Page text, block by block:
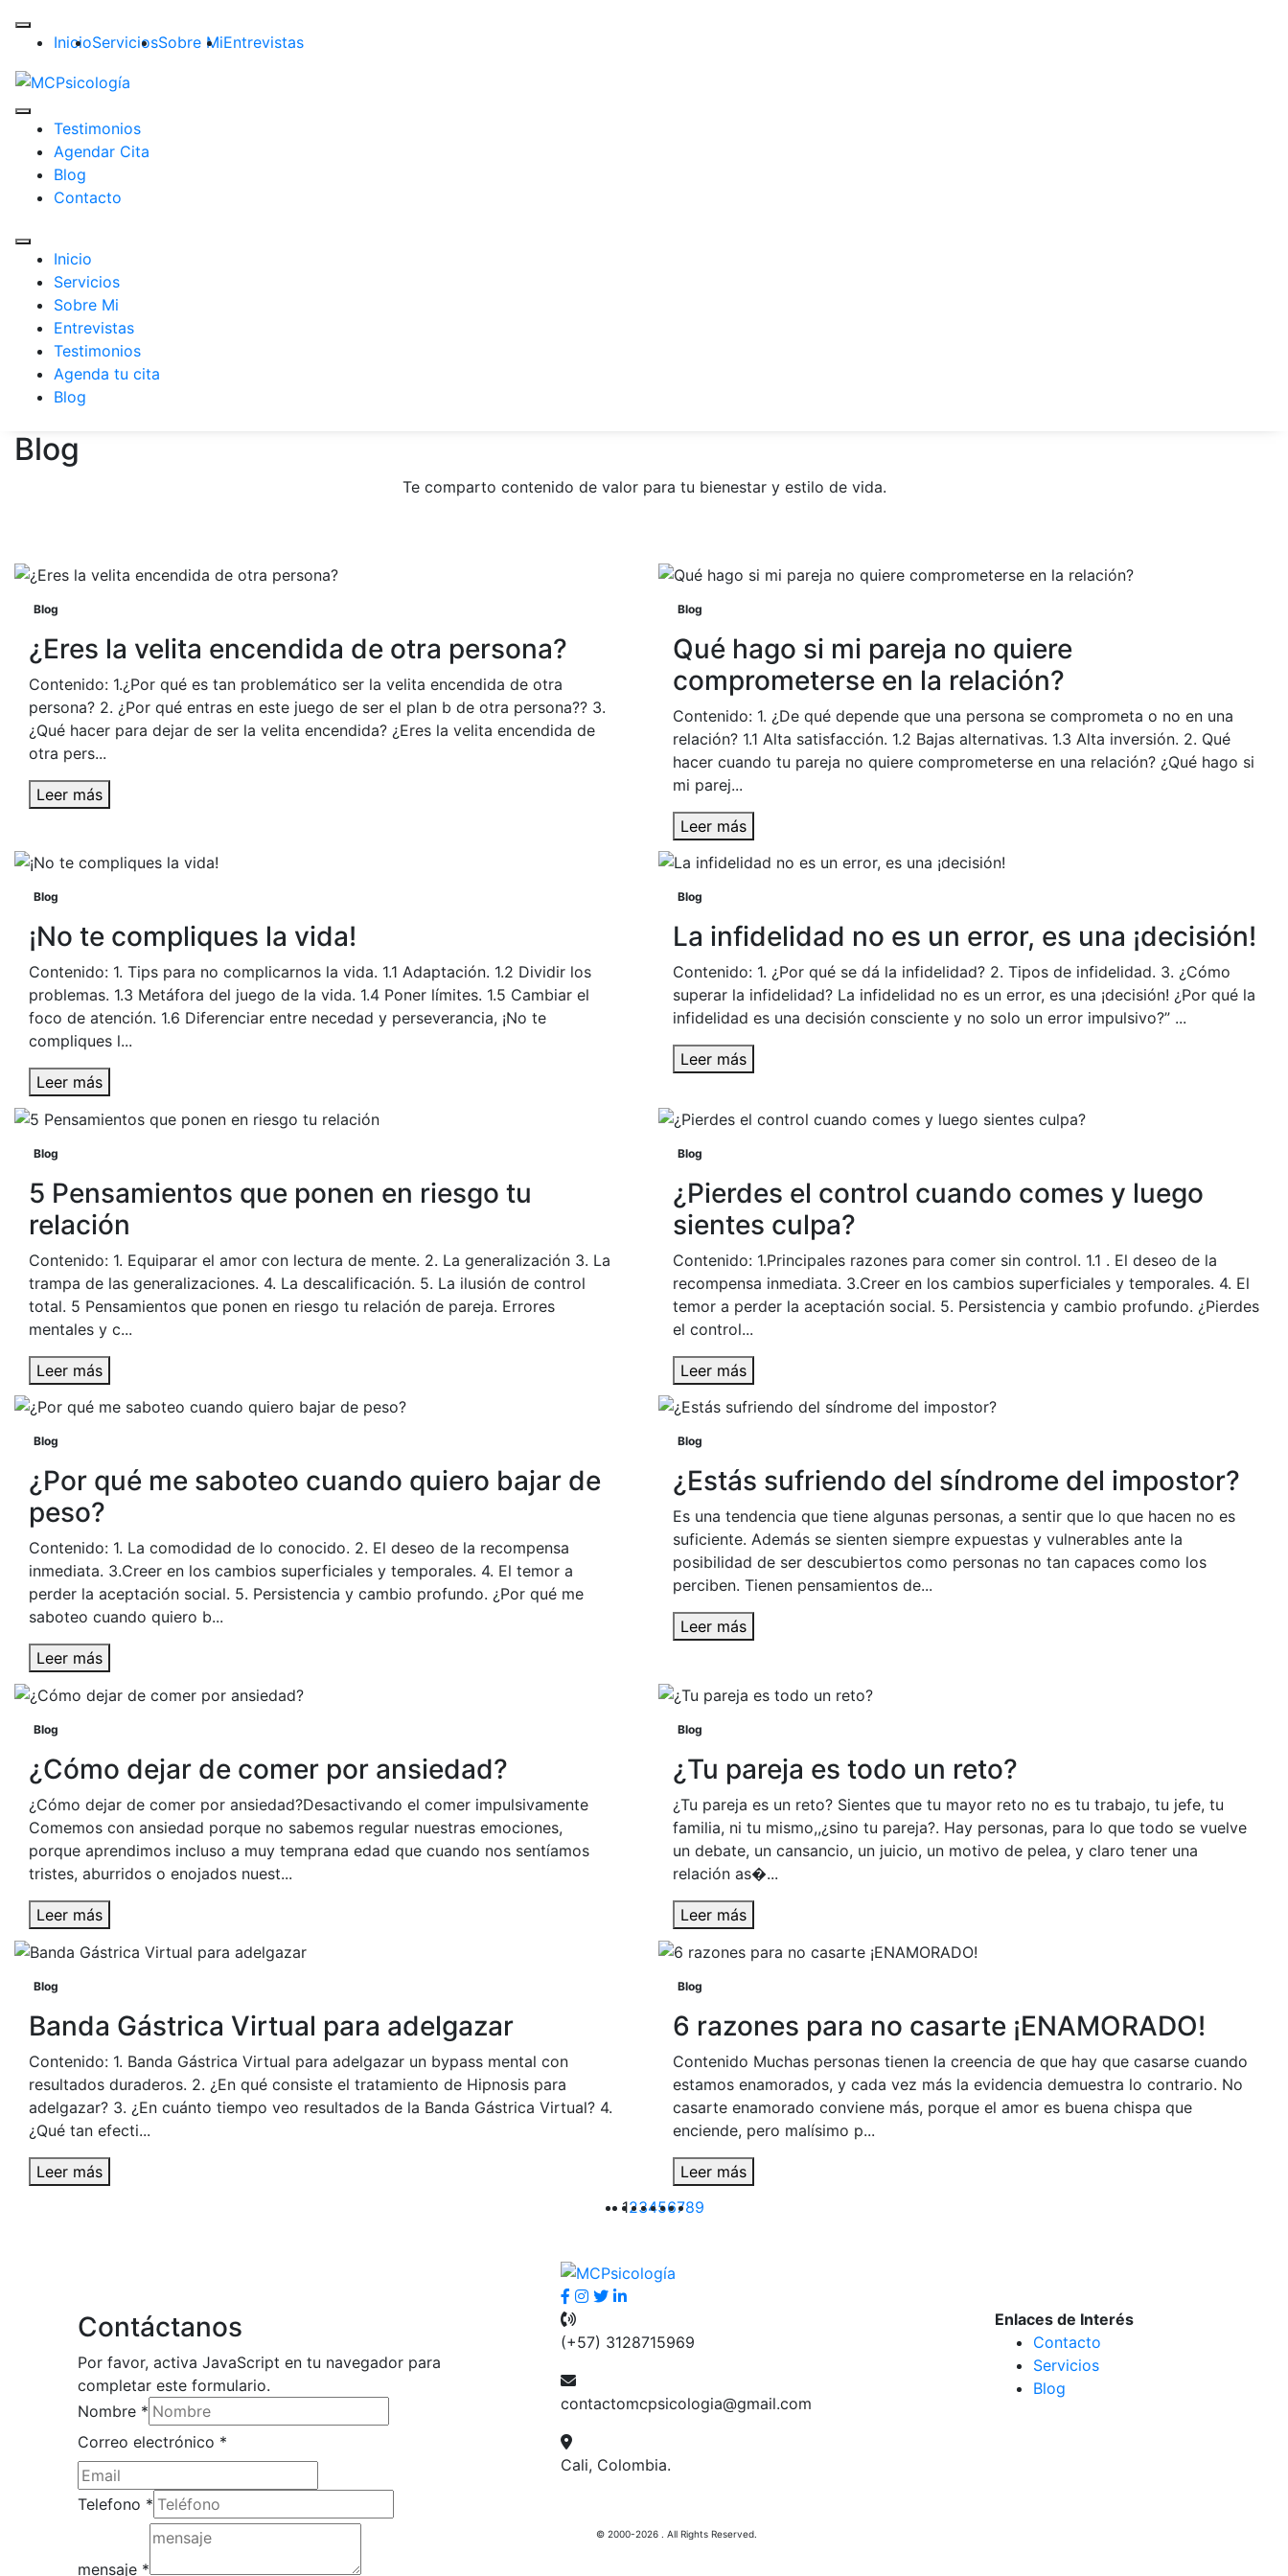
InicioServiciosSobre MiEntrevistas
Testimonios
Agendar Cita
Blog
Contacto
Inicio
Servicios
Sobre Mi
Entrevistas
Testimonios
Agenda tu cita
Blog
Blog
Te comparto contenido de valor para tu bienestar y estilo de vida.
Blog
¿Eres la velita encendida de otra persona?
Contenido: 1.¿Por qué es tan problemático ser la velita encendida de otra
persona? 2. ¿Por qué entras en este juego de ser el plan b de otra persona?? 3.
¿Qué hacer para dejar de ser la velita encendida? ¿Eres la velita encendida de
otra pers...
Leer más
Blog
Qué hago si mi pareja no quiere
comprometerse en la relación?
Contenido: 1. ¿De qué depende que una persona se comprometa o no en una
relación? 1.1 Alta satisfacción. 1.2 Bajas alternativas. 1.3 Alta inversión. 2. Qué
hacer cuando tu pareja no quiere comprometerse en una relación? ¿Qué hago si
mi parej...
Leer más
Blog
¡No te compliques la vida!
Contenido: 1. Tips para no complicarnos la vida. 1.1 Adaptación. 1.2 Dividir los
problemas. 1.3 Metáfora del juego de la vida. 1.4 Poner límites. 1.5 Cambiar el
foco de atención. 1.6 Diferenciar entre necedad y perseverancia, ¡No te
compliques l...
Leer más
Blog
La infidelidad no es un error, es una ¡decisión!
Contenido: 1. ¿Por qué se dá la infidelidad? 2. Tipos de infidelidad. 3. ¿Cómo
superar la infidelidad? La infidelidad no es un error, es una ¡decisión! ¿Por qué la
infidelidad es una decisión consciente y no solo un error impulsivo?” ...
Leer más
Blog
5 Pensamientos que ponen en riesgo tu
relación
Contenido: 1. Equiparar el amor con lectura de mente. 2. La generalización 3. La
trampa de las generalizaciones. 4. La descalificación. 5. La ilusión de control
total. 5 Pensamientos que ponen en riesgo tu relación de pareja. Errores
mentales y c...
Leer más
Blog
¿Pierdes el control cuando comes y luego
sientes culpa?
Contenido: 1.Principales razones para comer sin control. 1.1 . El deseo de la
recompensa inmediata. 3.Creer en los cambios superficiales y temporales. 4. El
temor a perder la aceptación social. 5. Persistencia y cambio profundo. ¿Pierdes
el control...
Leer más
Blog
¿Por qué me saboteo cuando quiero bajar de
peso?
Contenido: 1. La comodidad de lo conocido. 2. El deseo de la recompensa
inmediata. 3.Creer en los cambios superficiales y temporales. 4. El temor a
perder la aceptación social. 5. Persistencia y cambio profundo. ¿Por qué me
saboteo cuando quiero b...
Leer más
Blog
¿Estás sufriendo del síndrome del impostor?
Es una tendencia que tiene algunas personas, a sentir que lo que hacen no es
suficiente. Además se sienten siempre expuestas y vulnerables ante la
posibilidad de ser descubiertos como personas no tan capaces como los
perciben. Tienen pensamientos de...
Leer más
Blog
¿Cómo dejar de comer por ansiedad?
¿Cómo dejar de comer por ansiedad?Desactivando el comer impulsivamente
Comemos con ansiedad porque no sabemos regular nuestras emociones,
porque aprendimos incluso a muy temprana edad que cuando nos sentíamos
tristes, aburridos o enojados nuest...
Leer más
Blog
¿Tu pareja es todo un reto?
¿Tu pareja es un reto? Sientes que tu mayor reto no es tu trabajo, tu jefe, tu
familia, ni tu mismo,,¿sino tu pareja?. Hay personas, para lo que todo se vuelve
un debate, un cansancio, un juicio, un motivo de pelea, y claro tener una
relación as�...
Leer más
Blog
Banda Gástrica Virtual para adelgazar
Contenido: 1. Banda Gástrica Virtual para adelgazar un bypass mental con
resultados duraderos. 2. ¿En qué consiste el tratamiento de Hipnosis para
adelgazar? 3. ¿En cuánto tiempo veo resultados de la Banda Gástrica Virtual? 4.
¿Qué tan efecti...
Leer más
Blog
6 razones para no casarte ¡ENAMORADO!
Contenido Muchas personas tienen la creencia de que hay que casarse cuando
estamos enamorados, y cada vez más la evidencia demuestra lo contrario. No
casarte enamorado conviene más, porque el amor es buena chispa que
enciende, pero malísimo p...
Leer más
123456789
Contáctanos
Por favor, activa JavaScript en tu navegador para
completar este formulario.
Nombre *
Correo electrónico *
electrónico
Telefono *
mensaje *
(+57) 3128715969
contactomcpsicologia@gmail.com
Cali, Colombia.
Enlaces de Interés
Contacto
Servicios
Blog
© 2000-2026 . All Rights Reserved.